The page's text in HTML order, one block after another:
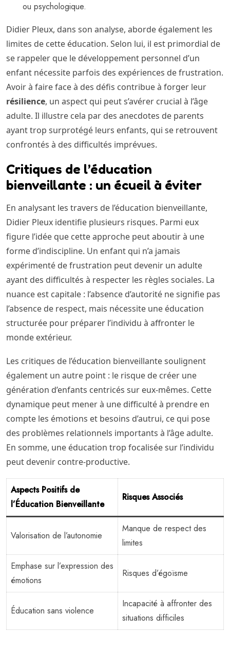
ou psychologique.
Didier Pleux, dans son analyse, aborde également les
limites de cette éducation. Selon lui, il est primordial de
se rappeler que le développement personnel d’un
enfant nécessite parfois des expériences de frustration.
Avoir à faire face à des défis contribue à forger leur
résilience, un aspect qui peut s’avérer crucial à l’âge
adulte. Il illustre cela par des anecdotes de parents
ayant trop surprotégé leurs enfants, qui se retrouvent
confrontés à des difficultés imprévues.
Critiques de l’éducation
bienveillante : un écueil à éviter
En analysant les travers de l’éducation bienveillante,
Didier Pleux identifie plusieurs risques. Parmi eux
figure l’idée que cette approche peut aboutir à une
forme d’indiscipline. Un enfant qui n’a jamais
expérimenté de frustration peut devenir un adulte
ayant des difficultés à respecter les règles sociales. La
nuance est capitale : l’absence d’autorité ne signifie pas
l’absence de respect, mais nécessite une éducation
structurée pour préparer l’individu à affronter le
monde extérieur.
Les critiques de l’éducation bienveillante soulignent
également un autre point : le risque de créer une
génération d’enfants centricés sur eux-mêmes. Cette
dynamique peut mener à une difficulté à prendre en
compte les émotions et besoins d’autrui, ce qui pose
des problèmes relationnels importants à l’âge adulte.
En somme, une éducation trop focalisée sur l’individu
peut devenir contre-productive.
Aspects Positifs de
l’Éducation Bienveillante
Risques Associés
Valorisation de l’autonomie
Manque de respect des
limites
Emphase sur l’expression des
émotions
Risques d’égoïsme
Éducation sans violence
Incapacité à affronter des
situations difficiles